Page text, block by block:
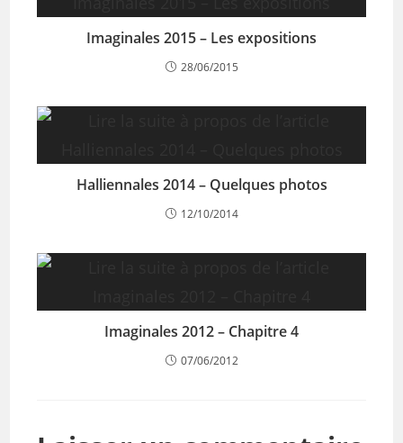
Imaginales 2015 – Les expositions
28/06/2015
Halliennales 2014 – Quelques photos
12/10/2014
Imaginales 2012 – Chapitre 4
07/06/2012